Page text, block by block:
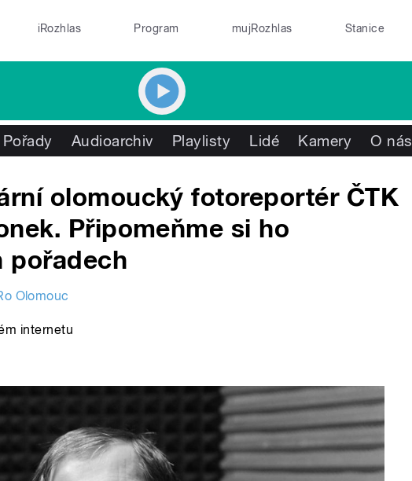
iRozhlas Program mujRozhlas Stanice
Pořady Audioarchiv Playlisty Lidé Kamery O nás
olomoucký fotoreportér ČTK
Připomeňme si ho
pořadech
Olomouc
internetu